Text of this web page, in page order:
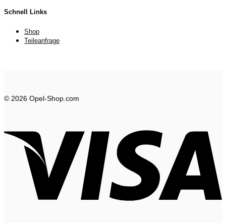
Schnell Links
Shop
Teileanfrage
© 2026 Opel-Shop.com